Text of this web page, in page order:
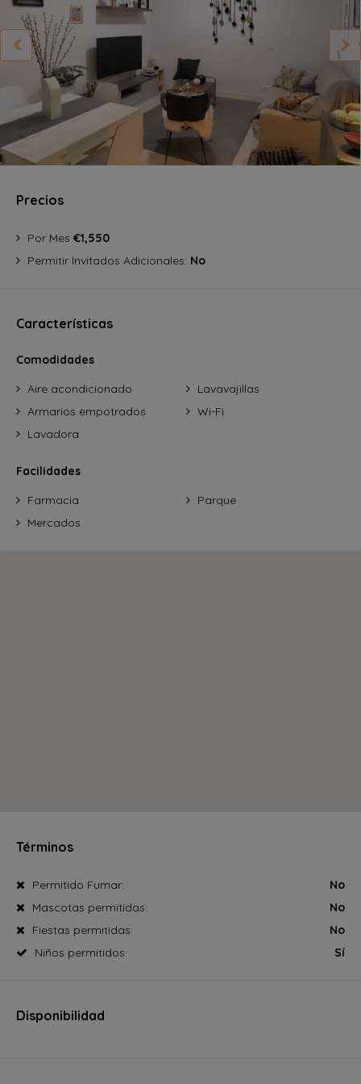
Precios
Por Mes €1,550
Permitir Invitados Adicionales: No
Características
Comodidades
Aire acondicionado
Armarios empotrados
Lavadora
Lavavajillas
Wi-Fi
Facilidades
Farmacia
Mercados
Parque
Términos
Permitido Fumar:
No
Mascotas permitidas:
No
Fiestas permitidas:
No
Niños permitidos:
Sí
Disponibilidad